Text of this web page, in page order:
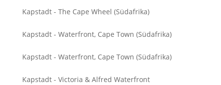
Kapstadt - The Cape Wheel (Südafrika)
Kapstadt - Waterfront, Cape Town (Südafrika)
Kapstadt - Waterfront, Cape Town (Südafrika)
Kapstadt - Victoria & Alfred Waterfront